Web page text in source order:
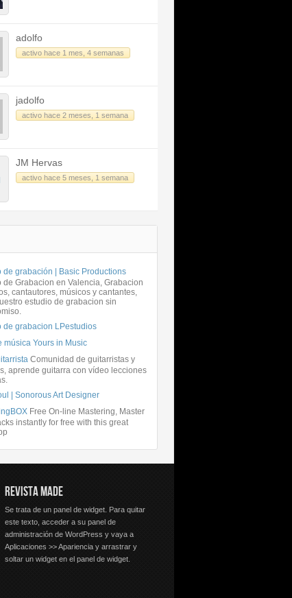
adolfo
activo hace 1 mes, 4 semanas
jadolfo
activo hace 2 meses, 1 semana
JM Hervas
activo hace 5 meses, 1 semana
de grabación | Basic Productions
de Grabacion en Valencia, Grabacion
cantautores, músicos y cantantes,
estudio de grabacion sin
de grabacion LPestudios
música Yours in Music
Comunidad de guitarristas y
aprende guitarra con vídeo lecciones
| Sonorous Art Designer
Free On-line Mastering, Master
instantly for free with this great
REVISTA MADE
Se trata de un panel de widget. Para quitar
este texto, acceder a su panel de
administración de WordPress y vaya a
Aplicaciones >> Apariencia y arrastrar y
soltar un widget en el panel de widget.